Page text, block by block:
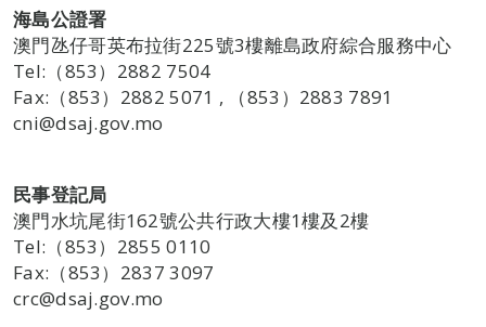
海島公證署
澳門氹仔哥英布拉街225號3樓離島政府綜合服務中心
Tel:（853）2882 7504
Fax:（853）2882 5071 , （853）2883 7891
cni@dsaj.gov.mo
民事登記局
澳門水坑尾街162號公共行政大樓1樓及2樓
Tel:（853）2855 0110
Fax:（853）2837 3097
crc@dsaj.gov.mo